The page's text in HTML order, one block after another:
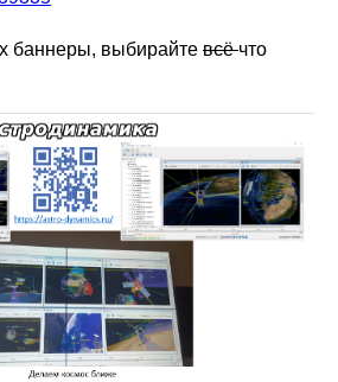
баннеры, выбирайте всёчто